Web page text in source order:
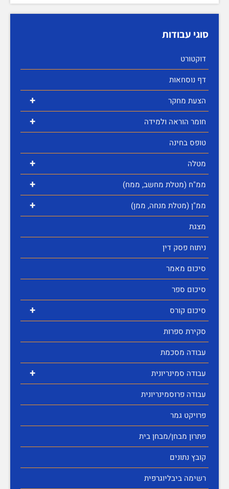
סוגי עבודות
דוקטורט
דף נוסחאות
+ הצעת מחקר
+
חומר הוראה ולמידה
טופס בחינה
+ מטלה
+ ממ"ח (מטלת מחשב, ממח)
+
ממ"ן (מטלת מנחה, ממן)
מצגת
ניתוח פסק דין
סיכום מאמר
סיכום ספר
+
סיכום קורס
סקירת ספרות
עבודה מסכמת
+
עבודה סמינריונית
עבודה פרוסמינריונית
פרויקט גמר
פתרון מבחן/מבחן בית
קובץ נתונים
רשימה ביבליוגרפית